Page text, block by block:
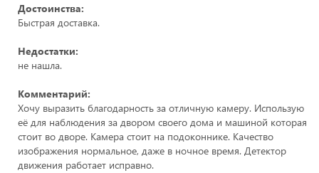
Достоинства:
Быстрая доставка.
Недостатки:
не нашла.
Комментарий:
Хочу выразить благодарность за отличную камеру. Использую
её для наблюдения за двором своего дома и машиной которая
стоит во дворе. Камера стоит на подоконнике. Качество
изображения нормальное, даже в ночное время. Детектор
движения работает исправно.